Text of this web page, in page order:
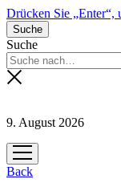
Drücken Sie „Enter“,
Suche
Suche
9. August 2026
Menü
öffnen
Back